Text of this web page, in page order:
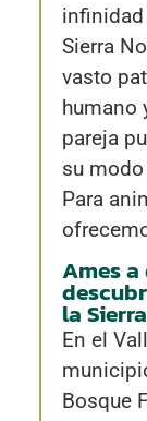
Sierra
vasto
humano
pareja
su
Para
Ames
la
En el
Bosque